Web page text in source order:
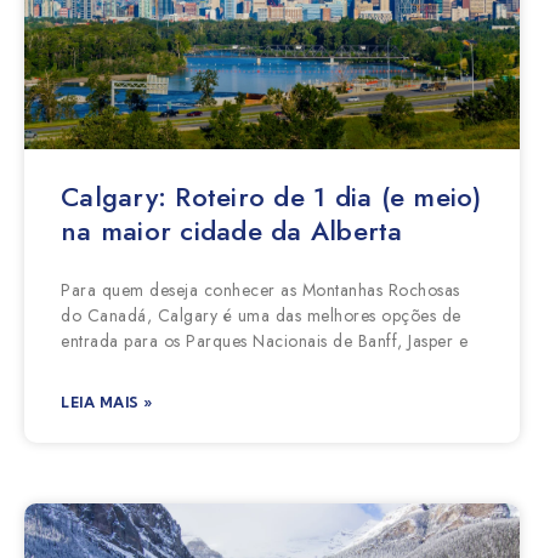
Calgary: Roteiro de 1 dia (e meio)
na maior cidade da Alberta
Para quem deseja conhecer as Montanhas Rochosas
do Canadá, Calgary é uma das melhores opções de
entrada para os Parques Nacionais de Banff, Jasper e
LEIA MAIS »